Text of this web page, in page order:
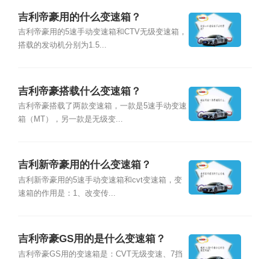
吉利帝豪用的什么变速箱？
吉利帝豪用的5速手动变速箱和CTV无级变速箱，
搭载的发动机分别为1.5...
吉利帝豪搭载什么变速箱？
吉利帝豪搭载了两款变速箱，一款是5速手动变速
箱（MT），另一款是无级变...
吉利新帝豪用的什么变速箱？
吉利新帝豪用的5速手动变速箱和cvt变速箱，变
速箱的作用是：1、改变传...
吉利帝豪GS用的是什么变速箱？
吉利帝豪GS用的变速箱是：CVT无级变速、7挡